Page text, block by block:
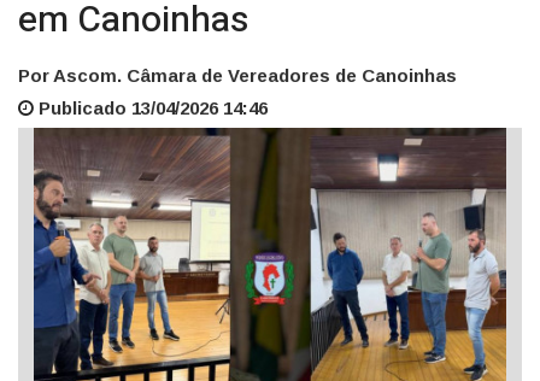
em Canoinhas
Por Ascom. Câmara de Vereadores de Canoinhas
Publicado 13/04/2026 14:46